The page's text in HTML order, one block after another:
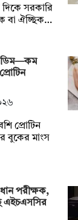
সরকারি
বা ঐচ্ছিক…
ডিম—কম
প্রোটিন
বুকের মাংস
পরীক্ষক,
এইচএসসির